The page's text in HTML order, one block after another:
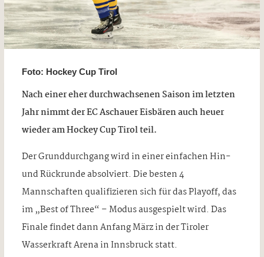
Foto: Hockey Cup Tirol
Nach einer eher durchwachsenen Saison im letzten
Jahr nimmt der EC Aschauer Eisbären auch heuer
wieder am Hockey Cup Tirol teil.
Der Grunddurchgang wird in einer einfachen Hin-
und Rückrunde absolviert. Die besten 4
Mannschaften qualifizieren sich für das Playoff, das
im „Best of Three“ – Modus ausgespielt wird. Das
Finale findet dann Anfang März in der Tiroler
Wasserkraft Arena in Innsbruck statt.